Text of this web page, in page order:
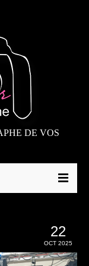
DE VOS
22
OCT 2025